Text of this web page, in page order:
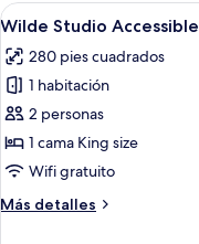
Abrir
todas
las
fotos
de
Wilde
Studio
10
Wilde Studio Accessible
280 pies cuadrados
1 habitación
2 personas
1 cama King size
Wifi gratuito
Más detalles
Más